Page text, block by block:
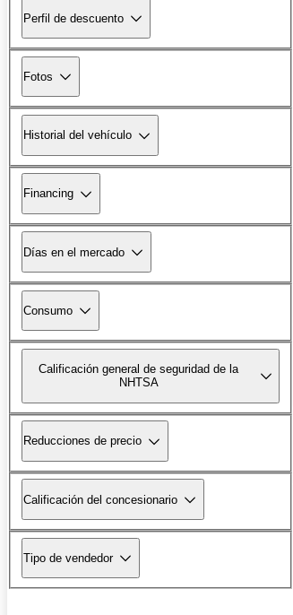
Perfil de descuento
Fotos
Historial del vehículo
Financing
Días en el mercado
Consumo
Calificación general de seguridad de la
NHTSA
Reducciones de precio
Calificación del concesionario
Tipo de vendedor